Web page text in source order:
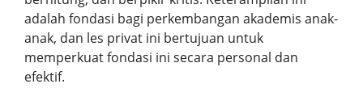
adalah fondasi bagi perkembangan akademis anak-
anak, dan les privat ini bertujuan untuk
memperkuat fondasi ini secara personal dan
efektif.